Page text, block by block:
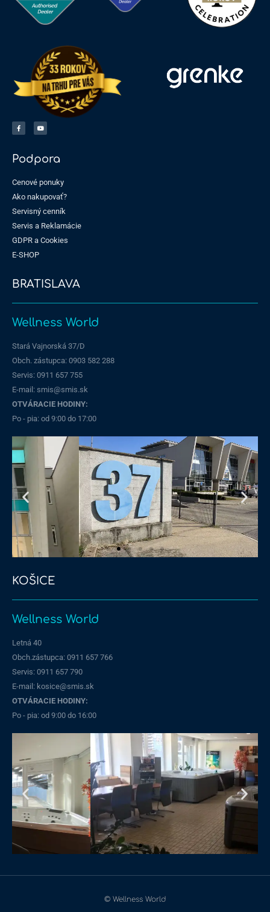
Podpora
Cenové ponuky
Ako nakupovať?
Servisný cenník
Servis a Reklamácie
GDPR a Cookies
E-SHOP
BRATISLAVA
Wellness World
Stará Vajnorská 37/D
Obch. zástupca: 0903 582 288
Servis: 0911 657 755
E-mail: smis@smis.sk
OTVÁRACIE HODINY:
Po - pia: od 9:00 do 17:00
Stará Vajnorská
KOŠICE
Wellness World
Letná 40
Obch.zástupca: 0911 657 766
Servis: 0911 657 790​
E-mail: kosice@smis.sk
OTVÁRACIE HODINY:
Po - pia: od 9:00 do 16:00
© Wellness World